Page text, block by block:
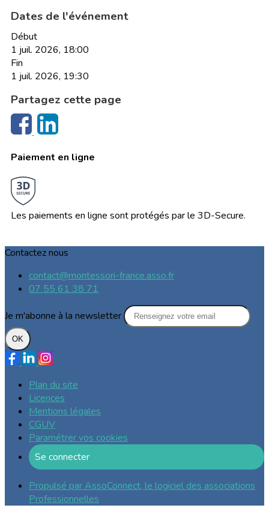
Dates de l'événement
Début
1 juil. 2026, 18:00
Fin
1 juil. 2026, 19:30
Partagez cette page
Paiement en ligne
Les paiements en ligne sont protégés par le 3D-Secure.
Contactez nous
contact@montessori-france.asso.fr
07 55 61 38 71
Je m'abonne à la newsletter
OK
Plan du site
Licences
Mentions légales
CGUV
Paramétrer vos cookies
Se connecter
Propulsé par AssoConnect, le logiciel des associations
Professionnelles